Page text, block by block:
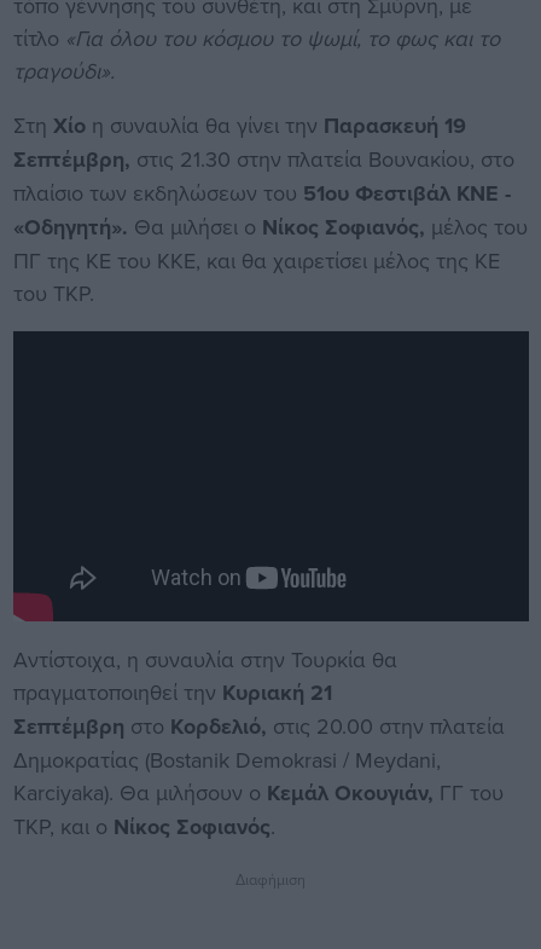
τίτλο «Για όλου του κόσμου το ψωμί, το φως και το
τραγούδι».
Στη Χίοη συναυλία θα γίνει την Παρασκευή 19
Σεπτέμβρη, στις 21.30 στην πλατεία Βουνακίου, στο
πλαίσιο των εκδηλώσεων του 51ου Φεστιβάλ ΚΝΕ -
«Οδηγητή». Θα μιλήσει ο Νίκος Σοφιανός, μέλος του
ΠΓ της ΚΕ του ΚΚΕ, και θα χαιρετίσει μέλος της ΚΕ
του TKP.
Αντίστοιχα, η συναυλία στην Τουρκία θα
πραγματοποιηθεί την Κυριακή 21
Σεπτέμβρη στο Κορδελιό, στις 20.00 στην πλατεία
Δημοκρατίας (Bostanik Demokrasi / Meydani,
Karciyaka). Θα μιλήσουν ο Κεμάλ Οκουγιάν, ΓΓ του
TKP, και ο Νίκος Σοφιανός.
Διαφήμιση